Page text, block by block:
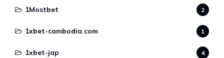
1Mostbet 2
1xbet-cambodia.com 1
1xbet-jap 4